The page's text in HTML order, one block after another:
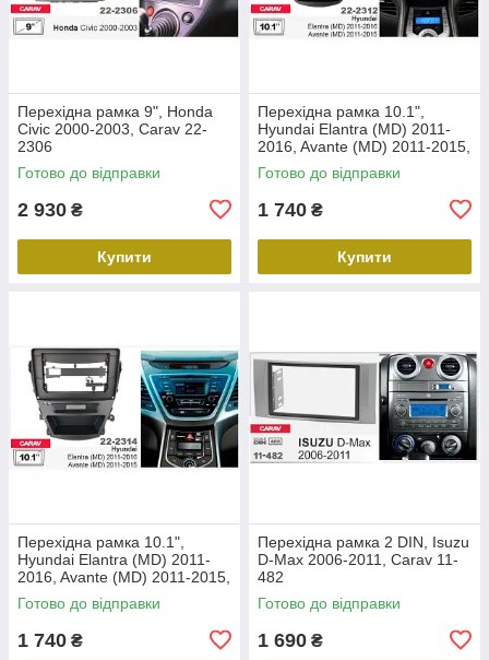
Перехідна рамка 9", Honda
Civic 2000-2003, Carav 22-
2306
Готово до відправки
2 930 ₴
Купити
Перехідна рамка 10.1",
Hyundai Elantra (MD) 2011-
2016, Avante (MD) 2011-2015,
Carav 22-2312
Готово до відправки
1 740 ₴
Купити
Перехідна рамка 10.1",
Hyundai Elantra (MD) 2011-
2016, Avante (MD) 2011-2015,
Carav 22-2314
Готово до відправки
1 740 ₴
Перехідна рамка 2 DIN, Isuzu
D-Max 2006-2011, Carav 11-
482
Готово до відправки
1 690 ₴